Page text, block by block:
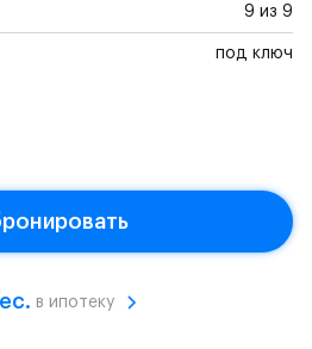
9 из 9
под ключ
в ипотеку